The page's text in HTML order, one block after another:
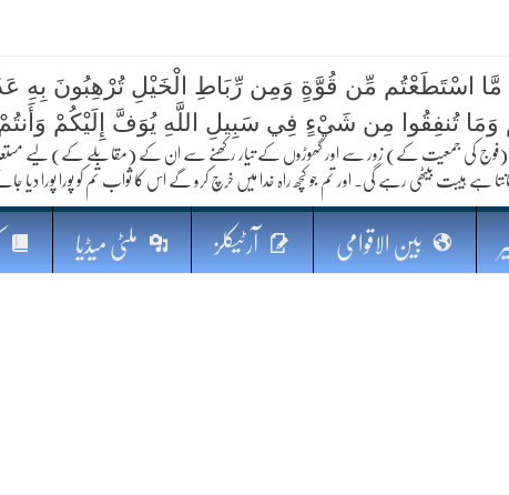
مستقبل
مَّا اسْتَطَعْتُم مِّن قُوَّةٍ وَمِن رِّبَاطِ الْخَيْلِ تُرْهِبُونَ بِهِ
وَمَا تُنفِقُوا مِن شَيْءٍ فِي سَبِيلِ اللَّهِ يُوَفَّ إِلَيْكُمْ وَأَنتُمْ
کی جمعیت کے) زور سے اور گھوڑوں کے تیار رکھنے سے ان کے (مقابلے کے) لیے مستعد
ہے ہیبت بیٹھی رہے گی۔ اور تم جو کچھ راہ خدا میں خرچ کرو گے اس کا ثواب تم کو پورا پورا دیا
بین الاقوامی آرٹیکلز ملٹی میڈیا